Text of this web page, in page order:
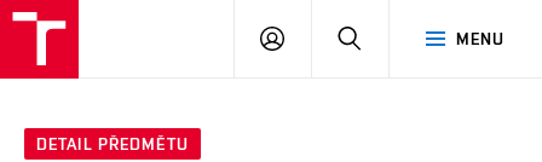
MENU
PŘIHLÁSIT
DETAIL PŘEDMĚTU